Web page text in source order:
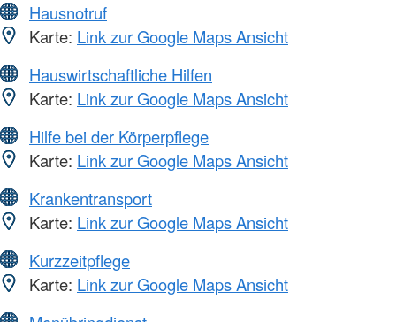
Hausnotruf
Karte: Link zur Google Maps Ansicht
Hauswirtschaftliche Hilfen
Karte: Link zur Google Maps Ansicht
Hilfe bei der Körperpflege
Karte: Link zur Google Maps Ansicht
Krankentransport
Karte: Link zur Google Maps Ansicht
Kurzzeitpflege
Karte: Link zur Google Maps Ansicht